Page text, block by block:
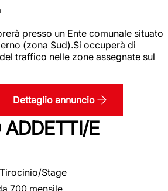
presso un Ente comunale situato
(zona Sud).Si occuperà di
traffico nelle zone assegnate sul
Dettaglio annuncio
ADDETTI/E
Tirocinio/Stage
700 mensile